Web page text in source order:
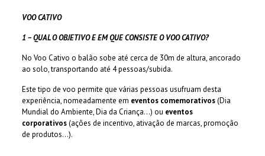
VOO CATIVO
1 – QUAL O OBJETIVO E EM QUE CONSISTE O VOO CATIVO?
No Voo Cativo o balão sobe até cerca de 30m de altura, ancorado
ao solo, transportando até 4 pessoas/subida.
Este tipo de voo permite que várias pessoas usufruam desta
experiência, nomeadamente em eventos comemorativos(Dia
Mundial do Ambiente, Dia da Criança…) ou eventos
corporativos(ações de incentivo, ativação de marcas, promoção
de produtos…).